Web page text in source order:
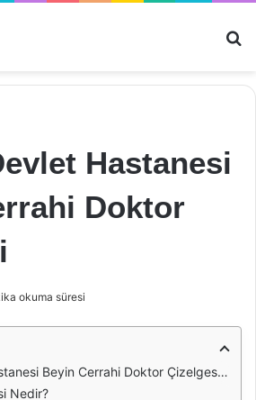
Hastanesi
Doktor
okuma süresi
Beyin Cerrahi Doktor Çizelgesi: Bir İnceleme
Nedir?